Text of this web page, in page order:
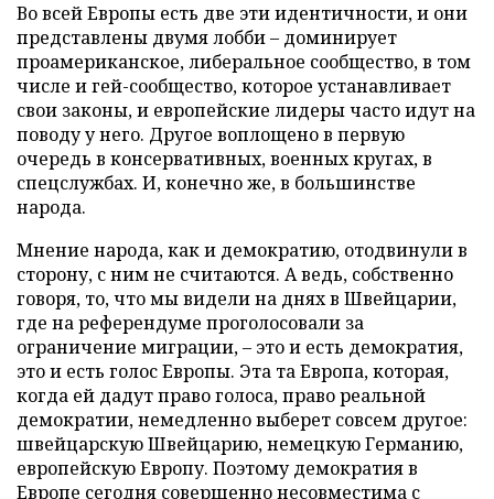
Во всей Европы есть две эти идентичности, и они
представлены двумя лобби – доминирует
проамериканское, либеральное сообщество, в том
числе и гей-сообщество, которое устанавливает
свои законы, и европейские лидеры часто идут на
поводу у него. Другое воплощено в первую
очередь в консервативных, военных кругах, в
спецслужбах. И, конечно же, в большинстве
народа.
Мнение народа, как и демократию, отодвинули в
сторону, с ним не считаются. А ведь, собственно
говоря, то, что мы видели на днях в Швейцарии,
где на референдуме проголосовали за
ограничение миграции, – это и есть демократия,
это и есть голос Европы. Эта та Европа, которая,
когда ей дадут право голоса, право реальной
демократии, немедленно выберет совсем другое:
швейцарскую Швейцарию, немецкую Германию,
европейскую Европу. Поэтому демократия в
Европе сегодня совершенно несовместима с